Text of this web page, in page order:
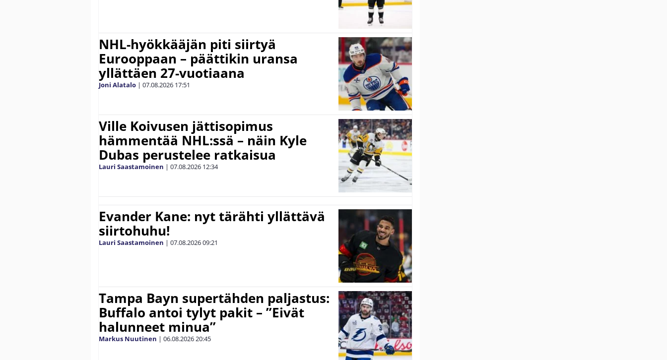
NHL-hyökkääjän piti siirtyä
Eurooppaan – päättikin uransa
yllättäen 27-vuotiaana
Joni Alatalo | 07.08.2026 17:51
Ville Koivusen jättisopimus
hämmentää NHL:ssä – näin Kyle
Dubas perustelee ratkaisua
Lauri Saastamoinen | 07.08.2026 12:34
Evander Kane: nyt tärähti yllättävä
siirtohuhu!
Lauri Saastamoinen | 07.08.202609:21
Tampa Bayn supertähden paljastus:
Buffalo antoi tylyt pakit – ”Eivät
halunneet minua”
Markus Nuutinen | 06.08.202620:45